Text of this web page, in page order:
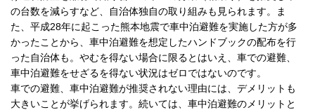
の台数を減らすなど、自治体独自の取り組みも見られます。ま
た、平成28年に起こった熊本地震で車中泊避難を実施した方が多
かったことから、車中泊避難を想定したハンドブックの配布を行
った自治体も。やむを得ない場合に限るとはいえ、車での避難、
車中泊避難をせざるを得ない状況はゼロではないのです。
車での避難、車中泊避難が推奨されない理由には、デメリットも
大きいことが挙げられます。続いては、車中泊避難のメリットと